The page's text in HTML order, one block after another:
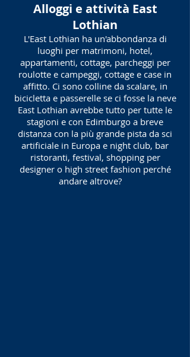
Alloggi e attività East
Lothian
L'East Lothian ha un'abbondanza di
luoghi per matrimoni, hotel,
appartamenti, cottage, parcheggi per
roulotte e campeggi, cottage e case in
affitto. Ci sono colline da scalare, in
bicicletta e passerelle se ci fosse la neve
East Lothian avrebbe tutto per tutte le
stagioni e con Edimburgo a breve
distanza con la più grande pista da sci
artificiale in Europa e night club, bar
ristoranti, festival, shopping per
designer o high street fashion perché
andare altrove?